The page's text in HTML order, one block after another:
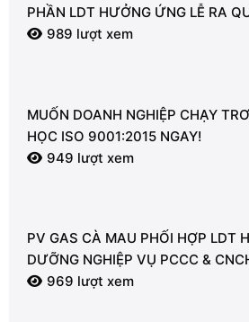
PHẦN LDT HƯỞNG ỨNG LỄ RA
MÔI TRƯỜNG
989 lượt xem
MUỐN DOANH NGHIỆP CHẠY
HỌC ISO 9001:2015 NGAY!
949 lượt xem
PV GAS CÀ MAU PHỐI HỢP LDT
DƯỠNG NGHIỆP VỤ PCCC &
TỪNG GIÂY VÌ AN TOÀN
969 lượt xem